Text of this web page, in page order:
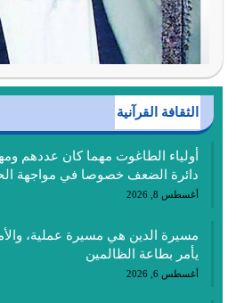
الثقافة القرآنية
أولياء الطاغوت مهما كان عددهم
دائرة الضعف خصوصا في مواجهة
أغسطس 8, 2026
مسيرة الدين هي مسيرة عملية،
يأمر بطاعة الظالمين
أغسطس 6, 2026